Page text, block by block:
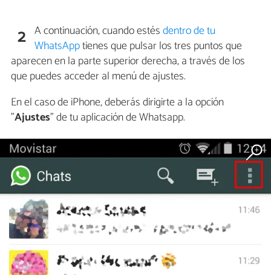
2 A continuación, cuando estésdentro de tu
WhatsApptienes que pulsar los tres puntos que
aparecen en la parte superior derecha, a través de los
que puedes acceder al menú de ajustes.
En el caso de iPhone, deberás dirigirte a la opción
"Ajustes" de tu aplicación de Whatsapp.